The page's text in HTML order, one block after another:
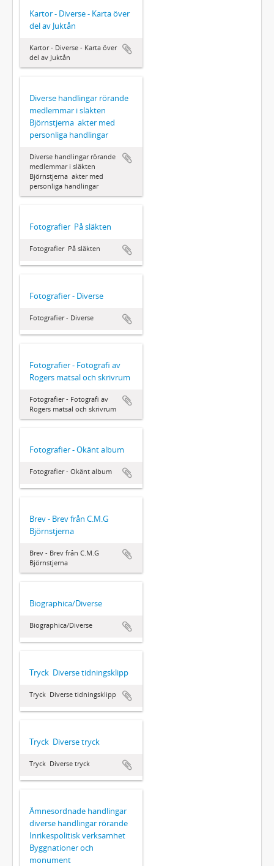
Kartor - Diverse - Karta över
del av Juktån
Kartor - Diverse - Karta över
del av Juktån
Diverse handlingar rörande
medlemmar i släkten
Björnstjerna  akter med
personliga handlingar
Diverse handlingar rörande
medlemmar i släkten
Björnstjerna  akter med
personliga handlingar
Fotografier  På släkten
Fotografier  På släkten
Fotografier - Diverse
Fotografier - Diverse
Fotografier - Fotografi av
Rogers matsal och skrivrum
Fotografier - Fotografi av
Rogers matsal och skrivrum
Fotografier - Okänt album
Fotografier - Okänt album
Brev - Brev från C.M.G
Björnstjerna
Brev - Brev från C.M.G
Björnstjerna
Biographica/Diverse
Biographica/Diverse
Tryck  Diverse tidningsklipp
Tryck  Diverse tidningsklipp
Tryck  Diverse tryck
Tryck  Diverse tryck
Ämnesordnade handlingar 
diverse handlingar rörande
Inrikespolitisk verksamhet 
Byggnationer och
monument